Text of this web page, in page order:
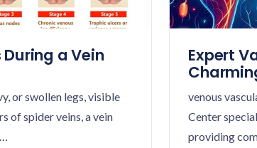
a Vein
or swollen legs, visible
of spider veins, a vein
Expert
venous
Center
providing